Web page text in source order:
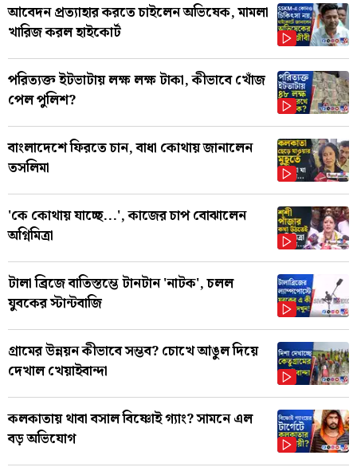
আবেদন প্রত্যাহার করতে চাইলেন অভিষেক, মামলা
খারিজ করল হাইকোর্ট
পরিত্যক্ত ইটভাটায় লক্ষ লক্ষ টাকা, কীভাবে খোঁজ
পেল পুলিশ?
বাংলাদেশে ফিরতে চান, বাধা কোথায় জানালেন
তসলিমা
'কে কোথায় যাচ্ছে...', কাজের চাপ বোঝালেন
অগ্নিমিত্রা
টালা ব্রিজে বাতিস্তম্ভে টানটান 'নাটক', চলল
যুবকের স্টান্টবাজি
গ্রামের উন্নয়ন কীভাবে সম্ভব? চোখে আঙুল দিয়ে
দেখাল খেয়াইবান্দা
কলকাতায় থাবা বসাল বিষ্ণোই গ্যাং? সামনে এল
বড় অভিযোগ